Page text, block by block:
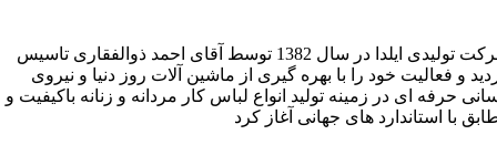
شرکت تولیدی ایلدا در سال 1382 توسط آقای احمد ذوالفقاری تاسیس
و فعالیت خود را با بهره گیری از ماشین آلات روز دنیا و نیروی
حرفه ای در زمینه تولید انواع لباس کار مردانه و زنانه باکیفیت و
با استاندارد های جهانی آغاز کرد